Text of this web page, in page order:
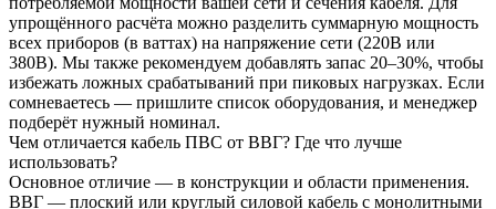
упрощённого расчёта можно разделить суммарную мощность
всех приборов (в ваттах) на напряжение сети (220В или
380В). Мы также рекомендуем добавлять запас 20–30%, чтобы
избежать ложных срабатываний при пиковых нагрузках. Если
сомневаетесь — пришлите список оборудования, и менеджер
подберёт нужный номинал.
Чем отличается кабель ПВС от ВВГ? Где что лучше
использовать?
Основное отличие — в конструкции и области применения.
ВВГ — плоский или круглый силовой кабель с монолитными